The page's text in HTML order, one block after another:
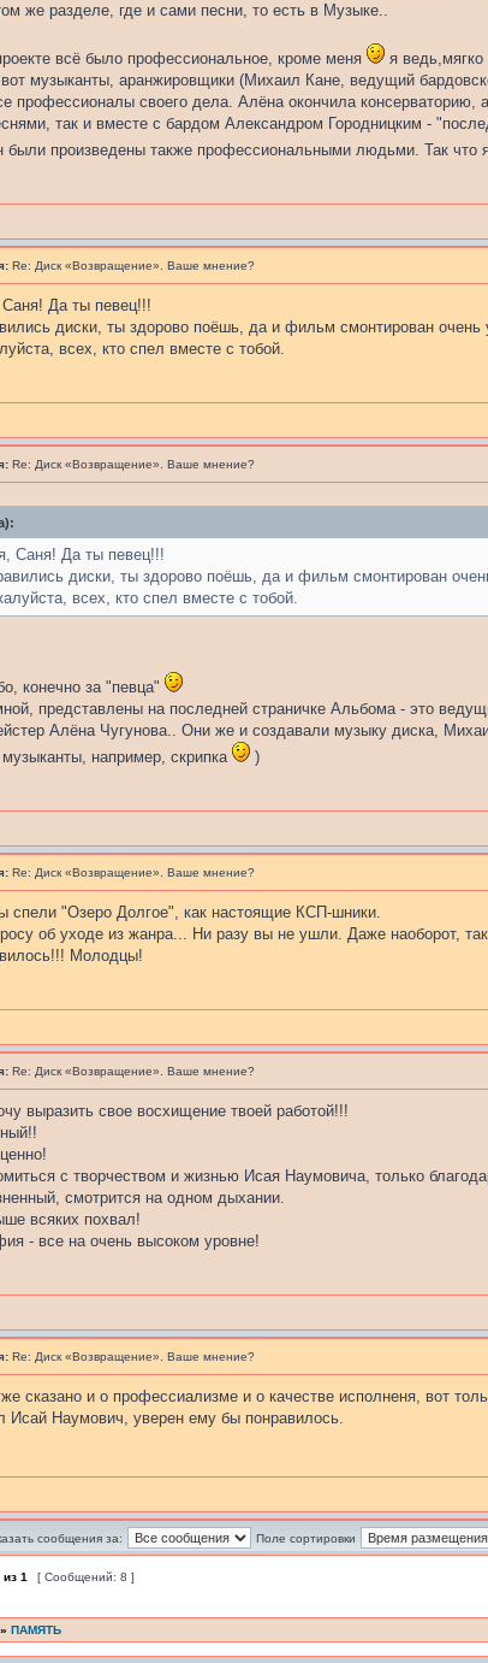
же разделе, где и сами песни, то есть в Музыке..
всё было профессиональное, кроме меня
я ведь,мягко
музыканты, аранжировщики (Михаил Кане, ведущий
профессионалы своего дела. Алёна окончила
так и вместе с бардом Александром Городницким -
были произведены также профессиональными людьми. Так что
Re: Диск «Возвращение». Ваше мнение?
Да ты певец!!!
диски, ты здорово поёшь, да и фильм смонтирован очень
всех, кто спел вместе с тобой.
Re: Диск «Возвращение». Ваше мнение?
Саня! Да ты певец!!!
диски, ты здорово поёшь, да и фильм смонтирован
всех, кто спел вместе с тобой.
конечно за "певца"
представлены на последней страничке Альбома - это
Алёна Чугунова.. Они же и создавали музыку диска,
например, скрипка
)
Re: Диск «Возвращение». Ваше мнение?
спели "Озеро Долгое", как настоящие КСП-шники.
об уходе из жанра... Ни разу вы не ушли. Даже наоборот,
Молодцы!
Re: Диск «Возвращение». Ваше мнение?
выразить свое восхищение твоей работой!!!
с творчеством и жизнью Исая Наумовича, только
смотрится на одном дыхании.
всяких похвал!
- все на очень высоком уровне!
Re: Диск «Возвращение». Ваше мнение?
сказано и о профессиализме и о качестве исполненя, вот
Исай Наумович, уверен ему бы понравилось.
сообщения за: Поле сортировки
из 1 [ Сообщений: 8 ]
» ПАМЯТЬ